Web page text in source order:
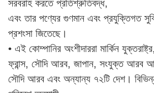
সরবরাহ করতে প্রতিশ্রুতিবদ্ধ,
এবং তার পণ্যের গুণমান এবং প্রযুক্তিগত
প্রশংসা জিতেছে।
• এই কোম্পানির অংশীদাররা মার্কিন
ফ্রান্স, সৌদি আরব, জাপান, সংযুক্ত আরব
সৌদি আরব এবং অন্যান্য ৭২টি দেশ।